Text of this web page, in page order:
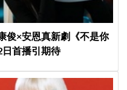
俊×安恩真新劇《不是你
首播引期待